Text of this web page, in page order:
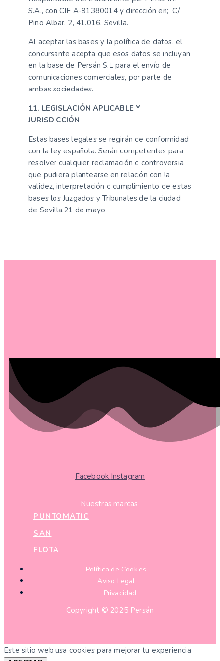
S.A., con CIF A-91380014 y dirección en; C/
Pino Albar, 2, 41.016. Sevilla.
Al aceptar las bases y la política de datos, el
concursante acepta que esos datos se incluyan
en la base de Persán S.L para el envío de
comunicaciones comerciales, por parte de
ambas sociedades.
11. LEGISLACIÓN APLICABLE Y
JURISDICCIÓN
Estas bases legales se regirán de conformidad
con la ley española. Serán competentes para
resolver cualquier reclamación o controversia
que pudiera plantearse en relación con la
validez, interpretación o cumplimiento de estas
bases los Juzgados y Tribunales de la ciudad
de Sevilla.21 de mayo
Facebook Instagram
Nuestras marcas:
PUNTOMATIC
SAN
FLOTA
Política de Cookies
Aviso Legal
Privacidad
Copyright © 2025 Persán
Este sitio web usa cookies para mejorar tu experiencia